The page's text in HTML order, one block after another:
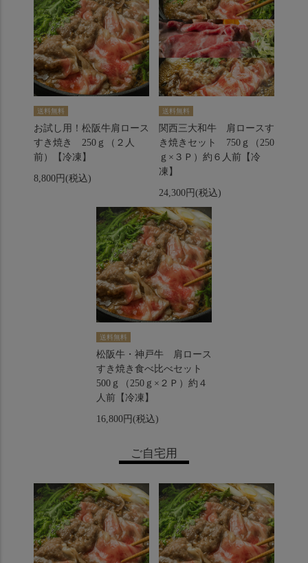
送料無料
お試し用！松阪牛肩ロース
すき焼き 250ｇ（２人
前）【冷凍】
8,800円(税込)
送料無料
関西三大和牛 肩ロースす
き焼きセット 750ｇ（250
ｇ×３Ｐ）約６人前【冷
凍】
24,300円(税込)
送料無料
松阪牛・神戸牛 肩ロース
すき焼き食べ比べセット
500ｇ（250ｇ×２Ｐ）約４
人前【冷凍】
16,800円(税込)
ご自宅用